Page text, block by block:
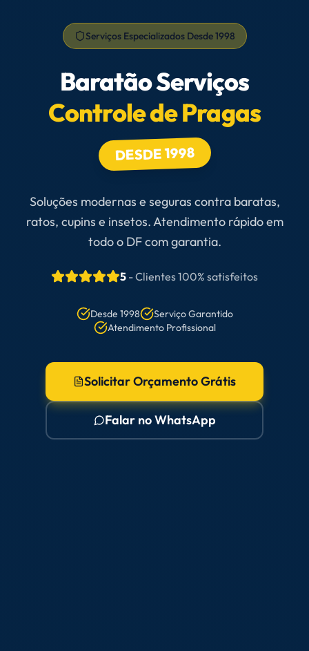
Serviços Especializados Desde 1998
Baratão Serviços
Controle de Pragas
DESDE 1998
Soluções modernas e seguras contra baratas,
ratos, cupins e insetos. Atendimento rápido em
todo o DF com garantia.
5 -Clientes 100% satisfeitos
Desde 1998
Serviço Garantido
Atendimento Profissional
Solicitar Orçamento Grátis
Falar no WhatsApp